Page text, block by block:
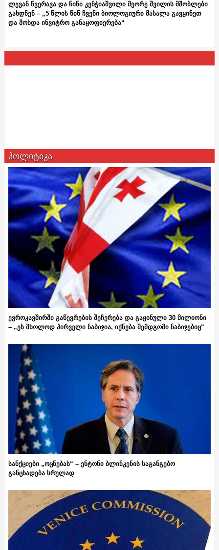
ლევან წვერავა და ნინი კენჭიაშვილი მეორე შვილის მშობლები
გახდნენ – „5 წლის წინ ჩვენი ბიოლოგიური მასალა გავყინეთ
და მოხდა ინვიტრო განაყოფიერება“
პოლიტიკა
ევროკავშირში გაწევრების შეჩერება და გაყინული 30 მილიონი
– „ეს მხოლოდ პირველი ნაბიჯია, იქნება შემდგომი ნაბიჯებიც“
სანქციები „ოცნებას“ – ენტონი ბლინკენის საგანგებო
განცხადება სრულად